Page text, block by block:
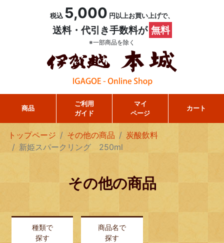
税込 5,000 円以上お買い上げで、
送料・代引き手数料が 無料
※一部商品を除く
商品
ご利用
ガイド
マイ
ページ
カート
トップページ その他の商品
炭酸飲料
新姫スパークリング 250ml
その他の商品
種類で
探す
商品名で
探す